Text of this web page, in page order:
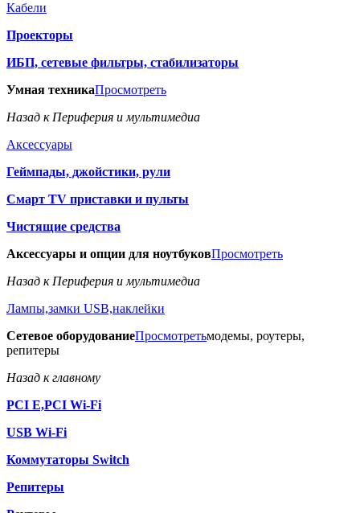
Кабели
Проекторы
ИБП, сетевые фильтры, стабилизаторы
Умная техникаПросмотреть
Назад к Периферия и мультимедиа
Аксессуары
Геймпады, джойстики, рули
Смарт TV приставки и пульты
Чистящие средства
Аксессуары и опции для ноутбуковПросмотреть
Назад к Периферия и мультимедиа
Лампы,замки USB,наклейки
Сетевое оборудованиеПросмотретьмодемы, роутеры,
репитеры
Назад к главному
PCI E,PCI Wi-Fi
USB Wi-Fi
Коммутаторы Switch
Репитеры